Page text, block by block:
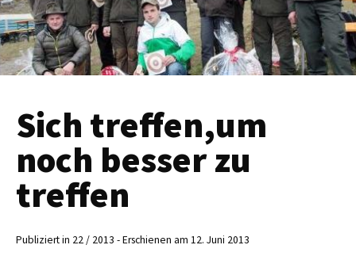
Sich treffen,um
noch besser zu
treffen
Publiziert in 22 / 2013 - Erschienen am 12. Juni 2013